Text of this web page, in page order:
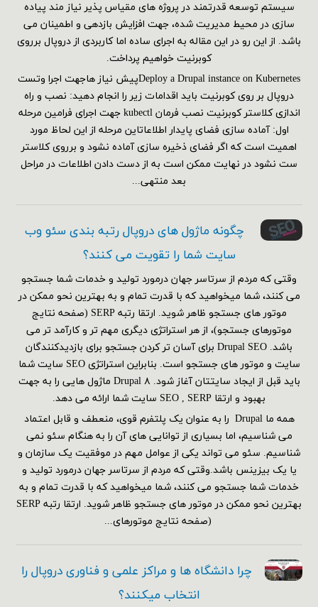
سیستم توسعه قدرتمند در پروژه های مقیاس پذیر نیاز مند پیاده
سازی در محیط مدیریت شده، جهت افزایش بازدهی و اطمینان می
باشد. از این رو در این مقاله به اجرای ساده اما کاربردی از دروپال برروی
کوبرنیت خواهیم پرداخت.
Deploy a Drupal instance on Kubernetesپیش نیاز هاجهت اجرا وتست
دروپال بر روی کوبرنیت باید اقدامات زیر را انجام دهید: نصب و راه
اندازی کلاستر کوبرنیت نصب فرمان kubectl جهت اجرای فرامین مرحله
اول: آماده سازی فضای پایدار اطلاعاتاین مرحله از این لحاظ مورد
اهمیت است که اگر فضای ذخیره سازی آماده نشود و برروی کلاستر
ست نشود در نهایت ممکن است به از دست دادن اطلاعات در مراحل
بعد منتهی...
چگونه ماژول های دروپال رتبه بندی سئو وب
سایت شما را تقویت می کنند؟
وقتی که مردم از سرتاسر جهان درمورد تولید و خدمات شما جستجو
می کنند، شما میخواهید که با قدرت تمام و به بهترین نحو ممکن در
موتور های جستجو ظاهر شوید. ارتقا رتبه SERP (صفحه نتایج
موتورهای جستجو)، از هر استراتژی دیگری مهم تر و کارآمد تر می
باشد. Drupal SEO برای آسان تر کردن جستجو برای بازدیدکنندگان
سایت و موتور های جستجو است. بنابراین استراتژی SEO سایت شما
باید قبل از ایجاد سایتتان آغاز شود. Drupal ۸ ماژول هایی را به جهت
بهبود و ارتقا SEO , SERP سایت شما ارائه می دهد.
همه ما Drupal را به عنوان یک پلتفرم قوی، منعطف و قابل اعتماد
می شناسیم، اما بسیاری از توانایی های آن را به هنگام سئو نمی
شناسیم. سئو می تواند یکی از عوامل مهم در موفقیت یک سازمان و
یا یک بیزینس باشد.وقتی که مردم از سرتاسر جهان درمورد تولید و
خدمات شما جستجو می کنند، شما میخواهید که با قدرت تمام و به
بهترین نحو ممکن در موتور های جستجو ظاهر شوید. ارتقا رتبه SERP
(صفحه نتایج موتورهای...
چرا دانشگاه ها و مراکز علمی و فناوری دروپال را
انتخاب میکنند؟